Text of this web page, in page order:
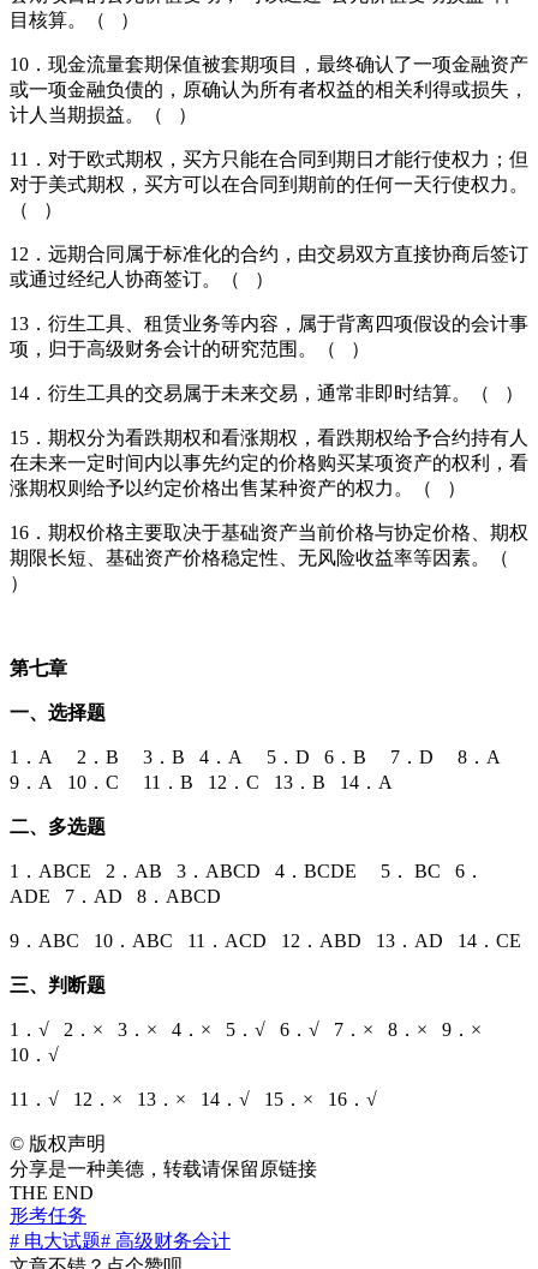
目核算。（ ）
10．现金流量套期保值被套期项目，最终确认了一项金融资产
或一项金融负债的，原确认为所有者权益的相关利得或损失，
计人当期损益。（ ）
11．对于欧式期权，买方只能在合同到期日才能行使权力；但
对于美式期权，买方可以在合同到期前的任何一天行使权力。
（ ）
12．远期合同属于标准化的合约，由交易双方直接协商后签订
或通过经纪人协商签订。（ ）
13．衍生工具、租赁业务等内容，属于背离四项假设的会计事
项，归于高级财务会计的研究范围。（ ）
14．衍生工具的交易属于未来交易，通常非即时结算。（ ）
15．期权分为看跌期权和看涨期权，看跌期权给予合约持有人
在未来一定时间内以事先约定的价格购买某项资产的权利，看
涨期权则给予以约定价格出售某种资产的权力。（ ）
16．期权价格主要取决于基础资产当前价格与协定价格、期权
期限长短、基础资产价格稳定性、无风险收益率等因素。（
）
第七章
一、选择题
1．A 2．B 3．B 4．A 5．D 6．B 7．D 8．A
9．A 10．C 11．B 12．C 13．B 14．A
二、多选题
1．ABCE 2．AB 3．ABCD 4．BCDE 5． BC 6．
ADE 7．AD 8．ABCD
9．ABC 10．ABC 11．ACD 12．ABD 13．AD 14．CE
三、判断题
1．√ 2．× 3．× 4．× 5．√ 6．√ 7．× 8．× 9．×
10．√
11．√ 12．× 13．× 14．√ 15．× 16．√
© 版权声明
分享是一种美德，转载请保留原链接
THE END
形考任务
# 电大试题# 高级财务会计